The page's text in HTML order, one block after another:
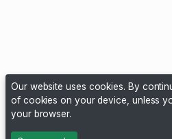
Our website uses cookies. By
of cookies on your device, unless
your browser.